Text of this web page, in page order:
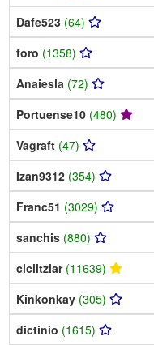
Dafe523 (64)
foro (1358)
Anaiesla (72)
Portuense10 (480)
Vagraft (47)
Izan9312 (354)
Franc51 (3029)
sanchis (880)
ciciitziar (11639)
Kinkonkay (305)
dictinio (1615)